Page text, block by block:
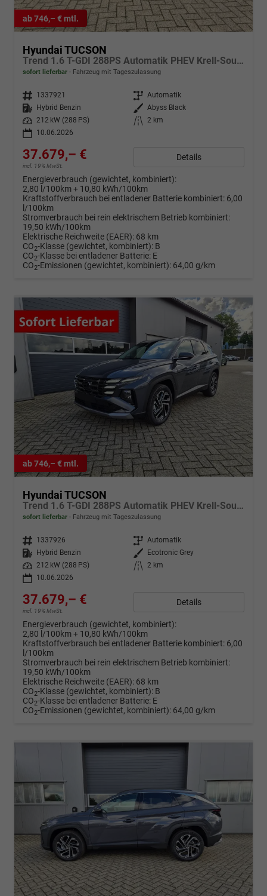
ab 746,– € mtl.
Hyundai TUCSON
Trend 1.6 T-GDI 288PS Automatik PHEV Krell-Sound Teill-Leder elektr. Heckklappe ACC Klimaautomatik Sitzheizung Lenkrandheizung Navi PDC v+h Rückf.Kamera Apple CarPlay + Android Auto 2xKeyless 19-LM vollelektr. Reichweite 68KM
sofort lieferbar Fahrzeug mit Tageszulassung
Fahrzeugnr. 1337921 Getriebe Automatik
Kraftstoff
Hybrid Benzin Außenfarbe Abyss Black
Leistung
212 kW (288 PS) Kilometerstand
2 km
10.06.2026
37.679,– €
incl. 19% MwSt.
Details
Energieverbrauch (gewichtet, kombiniert):
2,80 l/100km + 10,80 kWh/100km
Kraftstoffverbrauch bei entladener Batterie kombiniert: 6,00
l/100km
Stromverbrauch bei rein elektrischem Betrieb kombiniert:
19,50 kWh/100km
Elektrische Reichweite (EAER): 68 km
CO2-Klasse (gewichtet, kombiniert): B
CO2-Klasse bei entladener Batterie: E
CO2-Emissionen (gewichtet, kombiniert): 64,00 g/km
ab 746,– € mtl.
Hyundai TUCSON
Trend 1.6 T-GDI 288PS Automatik PHEV Krell-Sound Teill-Leder elektr. Heckklappe ACC Klimaautomatik Sitzheizung Lenkrandheizung Navi PDC v+h Rückf.Kamera Apple CarPlay + Android Auto 2xKeyless 19-LM vollelektr. Reichweite 68KM
sofort lieferbar Fahrzeug mit Tageszulassung
Fahrzeugnr. 1337926 Getriebe Automatik
Kraftstoff
Hybrid Benzin Außenfarbe
Ecotronic Grey
Leistung
212 kW (288 PS) Kilometerstand
2 km
10.06.2026
37.679,– €
incl. 19% MwSt.
Details
Energieverbrauch (gewichtet, kombiniert):
2,80 l/100km + 10,80 kWh/100km
Kraftstoffverbrauch bei entladener Batterie kombiniert: 6,00
l/100km
Stromverbrauch bei rein elektrischem Betrieb kombiniert:
19,50 kWh/100km
Elektrische Reichweite (EAER): 68 km
CO2-Klasse (gewichtet, kombiniert): B
CO2-Klasse bei entladener Batterie: E
CO2-Emissionen (gewichtet, kombiniert): 64,00 g/km